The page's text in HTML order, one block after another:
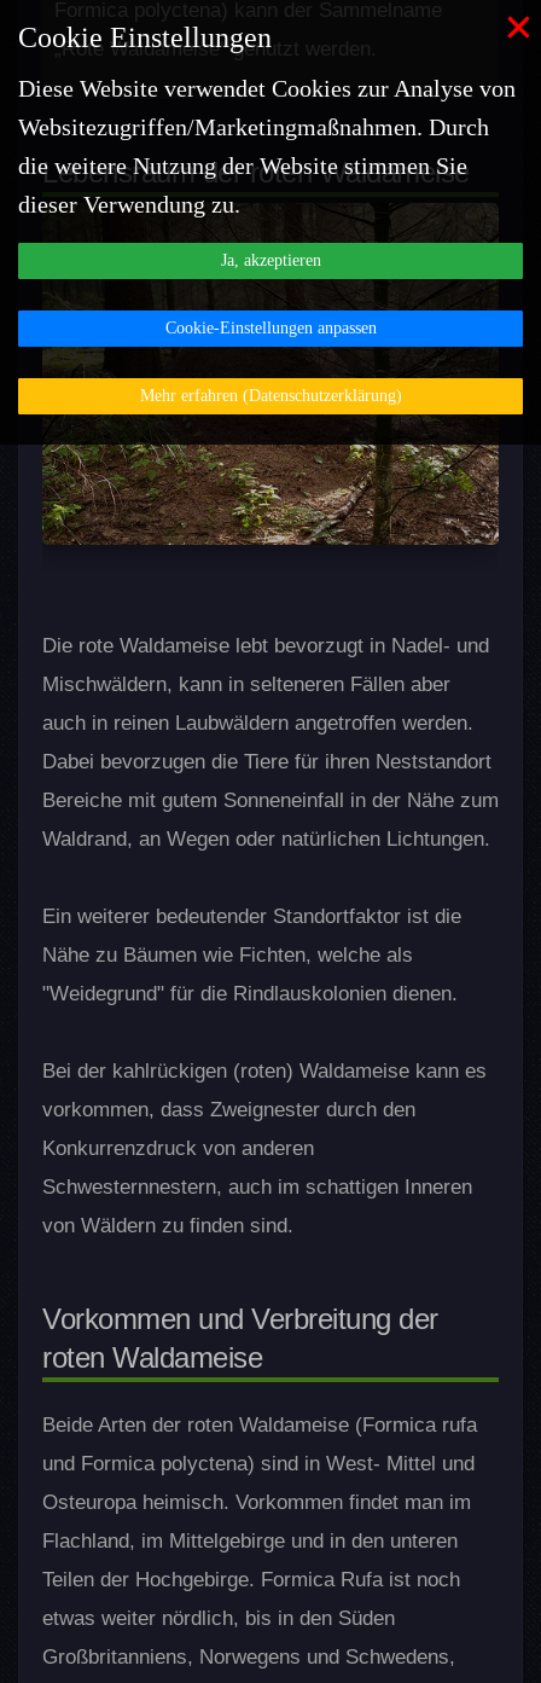
×
Cookie Einstellungen
Diese Website verwendet Cookies zur Analyse von
Websitezugriffen/Marketingmaßnahmen. Durch
die weitere Nutzung der Website stimmen Sie
dieser Verwendung zu.
Ja, akzeptieren
Cookie-Einstellungen anpassen
Mehr erfahren (Datenschutzerklärung)
Bedeutung und Nutzen für das
Ökosystem Wald
Schutzstatus & Umsiedlungen
Verhaltensregeln
Quellenangaben
Quellenangaben
Formica polyctena) kann der Sammelname
„Rote Waldameise“ genutzt werden.
Lebensraum der roten Waldameise
Die rote Waldameise lebt bevorzugt in Nadel- und
Mischwäldern, kann in selteneren Fällen aber
auch in reinen Laubwäldern angetroffen werden.
Dabei bevorzugen die Tiere für ihren Neststandort
Bereiche mit gutem Sonneneinfall in der Nähe zum
Waldrand, an Wegen oder natürlichen Lichtungen.
Ein weiterer bedeutender Standortfaktor ist die
Nähe zu Bäumen wie Fichten, welche als
"Weidegrund" für die Rindlauskolonien dienen.
Bei der kahlrückigen (roten) Waldameise kann es
vorkommen, dass Zweignester durch den
Konkurrenzdruck von anderen
Schwesternnestern, auch im schattigen Inneren
von Wäldern zu finden sind.
Vorkommen und Verbreitung der
roten Waldameise
Beide Arten der roten Waldameise (Formica rufa
und Formica polyctena) sind in West- Mittel und
Osteuropa heimisch. Vorkommen findet man im
Flachland, im Mittelgebirge und in den unteren
Teilen der Hochgebirge. Formica Rufa ist noch
etwas weiter nördlich, bis in den Süden
Großbritanniens, Norwegens und Schwedens,